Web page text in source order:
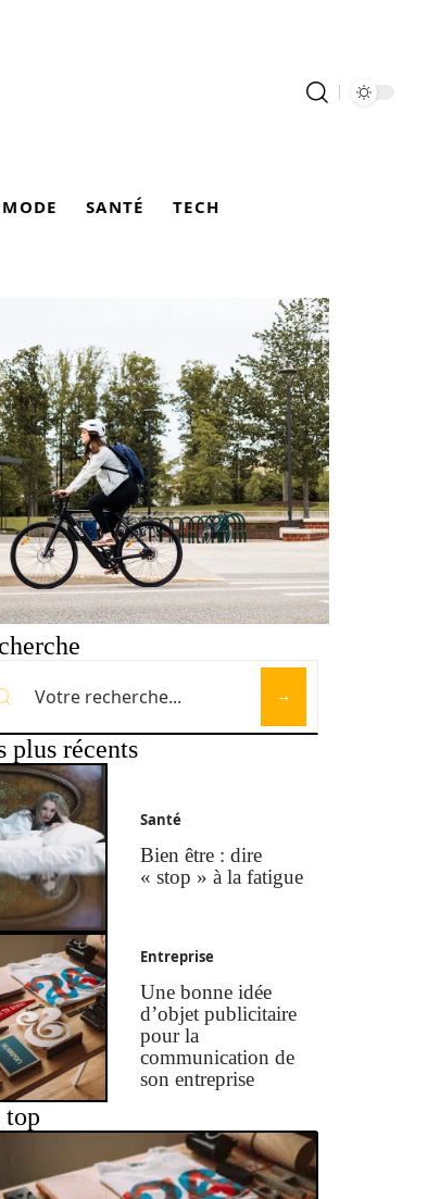
MODE SANTÉ TECH
plus récents
Santé
Bien être : dire
« stop » à la fatigue
Entreprise
Une bonne idée
d’objet publicitaire
pour la
communication de
son entreprise
top